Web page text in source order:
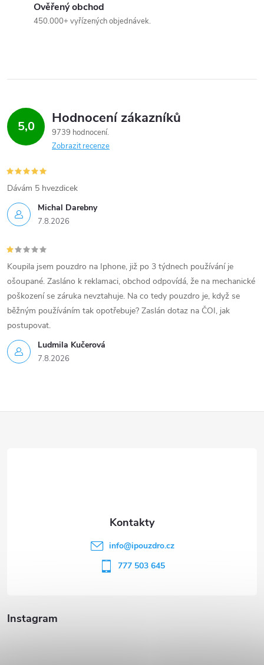
Ověřený obchod
450.000+ vyřízených objednávek.
5,0 Hodnocení zákazníků
9739 hodnocení
Zobrazit recenze
Michal Darebny
7.8.2026
Dávám 5 hvezdicek
Ludmila Kučerová
7.8.2026
Koupila jsem pouzdro na Iphone, již po 3 týdnech používání je
ošoupané. Zasláno k reklamaci, obchod odpovídá, že na mechanické
poškození se záruka nevztahuje. Na co tedy pouzdro je, když se
běžným používáním tak opotřebuje? Zaslán dotaz na ČOI, jak
postupovat.
Instagram
info@ipouzdro.cz
777 503 645